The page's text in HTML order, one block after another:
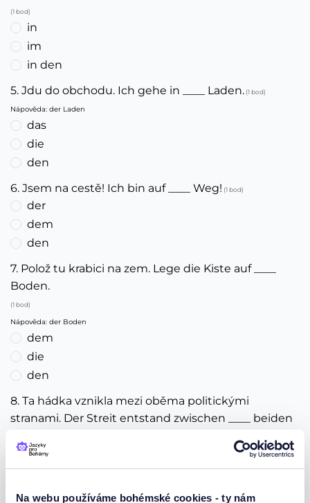
Na webu používáme bohémské cookies - ty nám
(1 bod)
in
im
in den
5. Jdu do obchodu. Ich gehe in ____ Laden. (1 bod)
Nápověda: der Laden
das
die
den
6. Jsem na cestě! Ich bin auf ____ Weg! (1 bod)
der
dem
den
7. Polož tu krabici na zem. Lege die Kiste auf ____
Boden.
(1 bod)
Nápověda: der Boden
dem
die
den
8. Ta hádka vznikla mezi oběma politickými
stranami. Der Streit entstand zwischen ____ beiden
(1 bod)
Nápověda: je to mn.č.